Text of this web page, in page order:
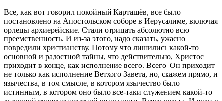
Все, как вот говорил покойный Карташёв, все было
постановлено на Апостольском соборе в Иерусалиме, включая
орлецы архиерейские. Стали отрицать абсолютно всю
преемственность. И из-за этого, надо сказать, ужасно
повредили христианству. Потому что лишились какой-то
основной и радостной тайны, что действительно, Христос
приходит в конце, как исполнение всего. Всего. Он приходит
не только как исполнение Ветхого Завета, но, скажем прямо, и
язычества, в том смысле, в котором язычество было
истинным, в котором оно было все-таки служением какой-то